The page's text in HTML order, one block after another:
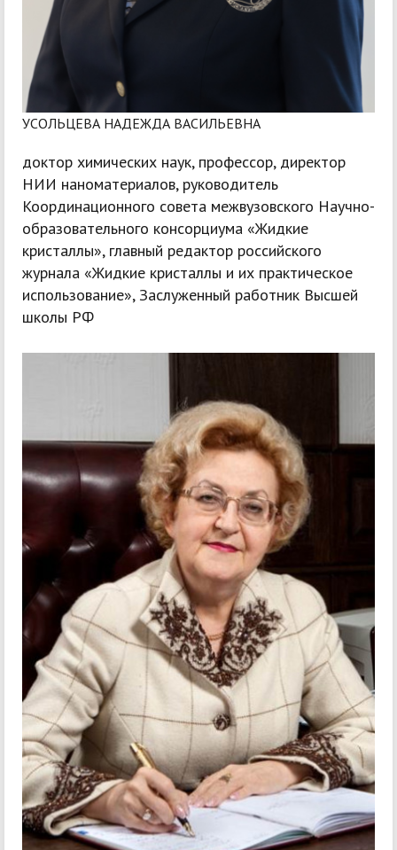
УСОЛЬЦЕВА НАДЕЖДА ВАСИЛЬЕВНА
доктор химических наук, профессор, директор
НИИ наноматериалов, руководитель
Координационного совета межвузовского Научно-
образовательного консорциума «Жидкие
кристаллы», главный редактор российского
журнала «Жидкие кристаллы и их практическое
использование», Заслуженный работник Высшей
школы РФ